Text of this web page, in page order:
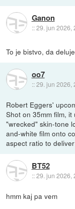
Ganon
::29. jun 2026,
To je bistvo, da
oo7
::29. jun 2026,
Robert Eggers'
Shot on 35mm film,
"wrecked" skin-tone
and-white film onto
aspect ratio to
BT52
::29. jun 2026,
hmm kaj pa vem